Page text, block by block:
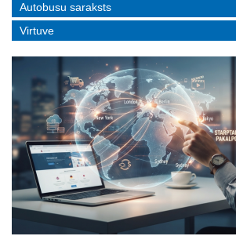
Autobusu saraksts
Virtuve